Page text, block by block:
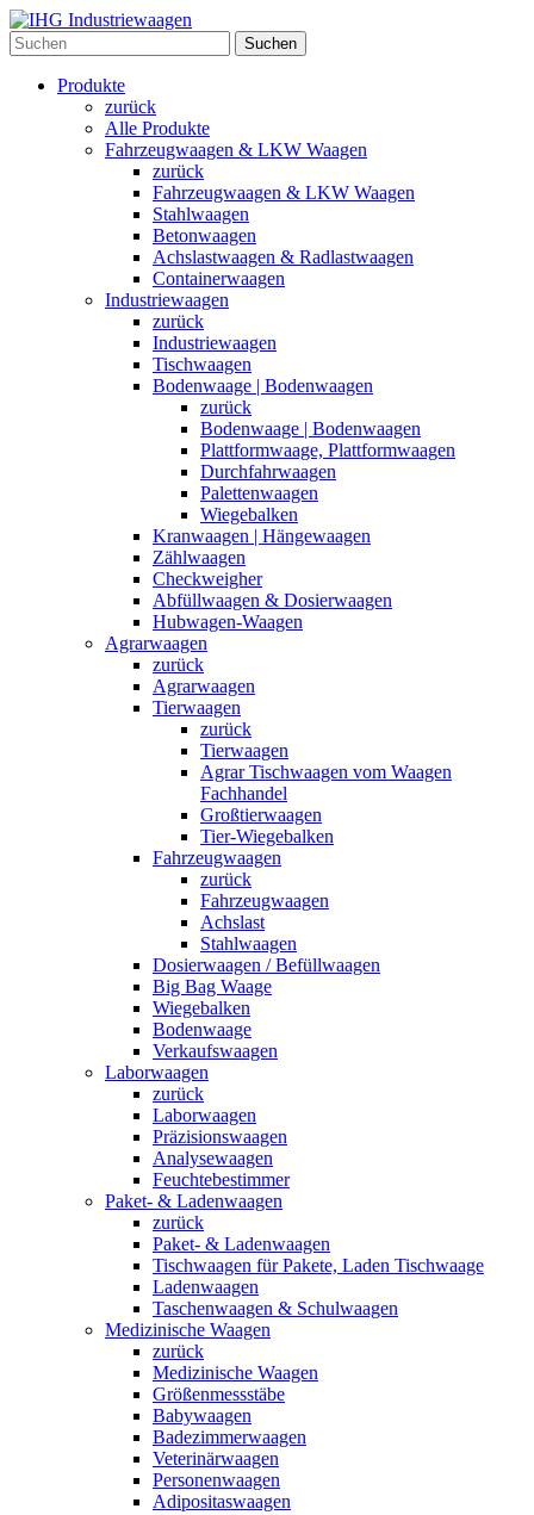
Suchen
Produkte
zurück
Alle Produkte
Fahrzeugwaagen & LKW Waagen
zurück
Fahrzeugwaagen & LKW Waagen
Stahlwaagen
Betonwaagen
Achslastwaagen & Radlastwaagen
Containerwaagen
Industriewaagen
zurück
Industriewaagen
Tischwaagen
Bodenwaage | Bodenwaagen
zurück
Bodenwaage | Bodenwaagen
Plattformwaage, Plattformwaagen
Durchfahrwaagen
Palettenwaagen
Wiegebalken
Kranwaagen | Hängewaagen
Zählwaagen
Checkweigher
Abfüllwaagen & Dosierwaagen
Hubwagen-Waagen
Agrarwaagen
zurück
Agrarwaagen
Tierwaagen
zurück
Tierwaagen
Agrar Tischwaagen vom Waagen
Fachhandel
Großtierwaagen
Tier-Wiegebalken
Fahrzeugwaagen
zurück
Fahrzeugwaagen
Achslast
Stahlwaagen
Dosierwaagen / Befüllwaagen
Big Bag Waage
Wiegebalken
Bodenwaage
Verkaufswaagen
Laborwaagen
zurück
Laborwaagen
Präzisionswaagen
Analysewaagen
Feuchtebestimmer
Paket- & Ladenwaagen
zurück
Paket- & Ladenwaagen
Tischwaagen für Pakete, Laden Tischwaage
Ladenwaagen
Taschenwaagen & Schulwaagen
Medizinische Waagen
zurück
Medizinische Waagen
Größenmessstäbe
Babywaagen
Badezimmerwaagen
Veterinärwaagen
Personenwaagen
Adipositaswaagen